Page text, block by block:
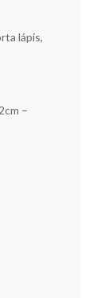
lápis,
–